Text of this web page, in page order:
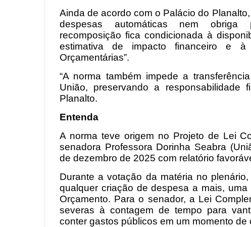
Ainda de acordo com o Palácio do
despesas automáticas nem obriga
recomposição fica condicionada à
estimativa de impacto financeiro e
Orçamentárias”.
“A norma também impede a
União, preservando a
Planalto.
Entenda
A norma teve origem no Projeto de Lei
senadora Professora Dorinha Seabra
de dezembro de 2025 com relatório
Durante a votação da matéria no
qualquer criação de despesa a mais,
Orçamento. Para o senador, a Lei
severas à contagem de tempo para
conter gastos públicos em um momento de